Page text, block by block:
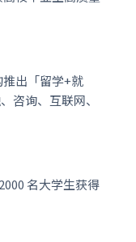
出「留学+就
咨询、互联网、
名大学生获得